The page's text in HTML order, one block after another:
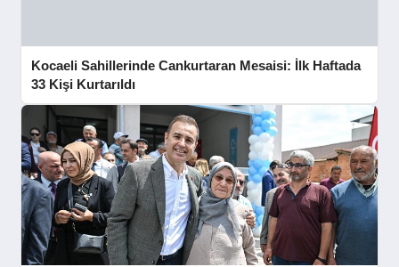
Kocaeli Sahillerinde Cankurtaran Mesaisi: İlk Haftada
33 Kişi Kurtarıldı